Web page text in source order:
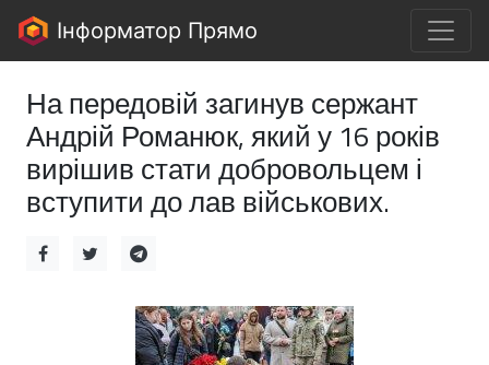
Інформатор Прямо
На передовій загинув сержант
Андрій Романюк, який у 16 років
вирішив стати добровольцем і
вступити до лав військових.